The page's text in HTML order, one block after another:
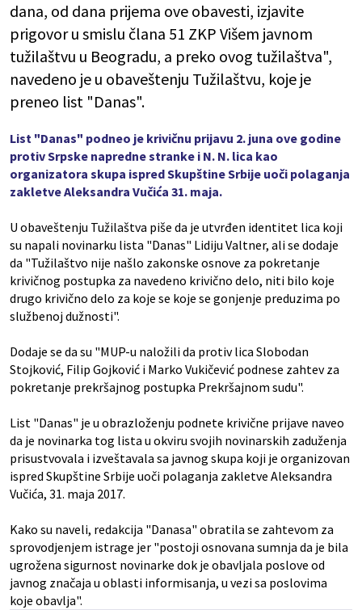
dana, od dana prijema ove obavesti, izjavite
prigovor u smislu člana 51 ZKP Višem javnom
tužilaštvu u Beogradu, a preko ovog tužilaštva",
navedeno je u obaveštenju Tužilaštvu, koje je
preneo list "Danas".
List "Danas" podneo je krivičnu prijavu 2. juna ove godine
protiv Srpske napredne stranke i N. N. lica kao
organizatora skupa ispred Skupštine Srbije uoči polaganja
zakletve Aleksandra Vučića 31. maja.
U obaveštenju Tužilaštva piše da je utvrđen identitet lica koji
su napali novinarku lista "Danas" Lidiju Valtner, ali se dodaje
da "Tužilaštvo nije našlo zakonske osnove za pokretanje
krivičnog postupka za navedeno krivično delo, niti bilo koje
drugo krivično delo za koje se koje se gonjenje preduzima po
službenoj dužnosti".
Dodaje se da su "MUP-u naložili da protiv lica Slobodan
Stojković, Filip Gojković i Marko Vukičević podnese zahtev za
pokretanje prekršajnog postupka Prekršajnom sudu".
List "Danas" je u obrazloženju podnete krivične prijave naveo
da je novinarka tog lista u okviru svojih novinarskih zaduženja
prisustvovala i izveštavala sa javnog skupa koji je organizovan
ispred Skupštine Srbije uoči polaganja zakletve Aleksandra
Vučića, 31. maja 2017.
Kako su naveli, redakcija "Danasa" obratila se zahtevom za
sprovodjenjem istrage jer "postoji osnovana sumnja da je bila
ugrožena sigurnost novinarke dok je obavljala poslove od
javnog značaja u oblasti informisanja, u vezi sa poslovima
koje obavlja".